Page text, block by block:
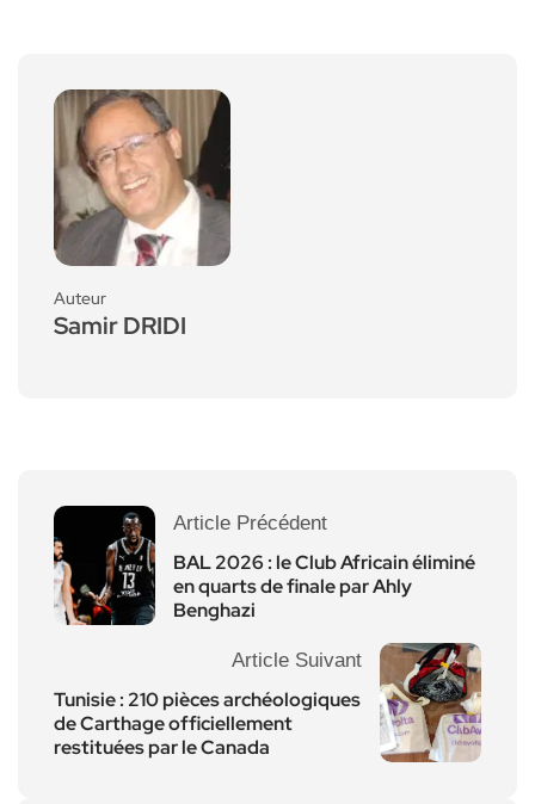
Auteur
Samir DRIDI
Article Précédent
BAL 2026 : le Club Africain éliminé
en quarts de finale par Ahly
Benghazi
Article Suivant
Tunisie : 210 pièces archéologiques
de Carthage officiellement
restituées par le Canada